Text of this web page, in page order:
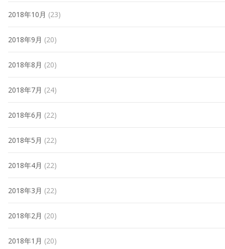
2018年10月 (23)
2018年9月 (20)
2018年8月 (20)
2018年7月 (24)
2018年6月 (22)
2018年5月 (22)
2018年4月 (22)
2018年3月 (22)
2018年2月 (20)
2018年1月 (20)